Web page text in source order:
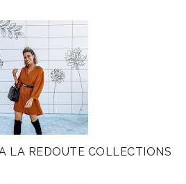
LA REDOUTE COLLECTIONS